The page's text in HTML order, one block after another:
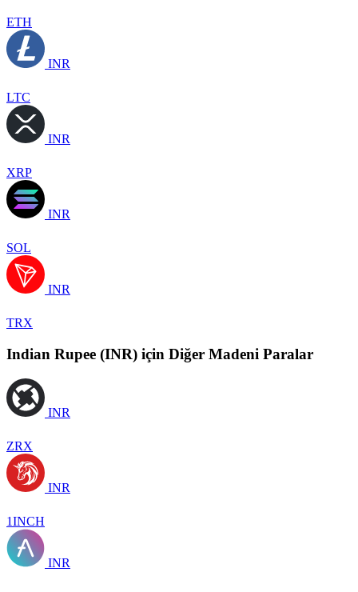
ETH
INR
LTC
INR
XRP
INR
SOL
INR
TRX
Indian Rupee (INR) için Diğer Madeni Paralar
INR
ZRX
INR
1INCH
INR